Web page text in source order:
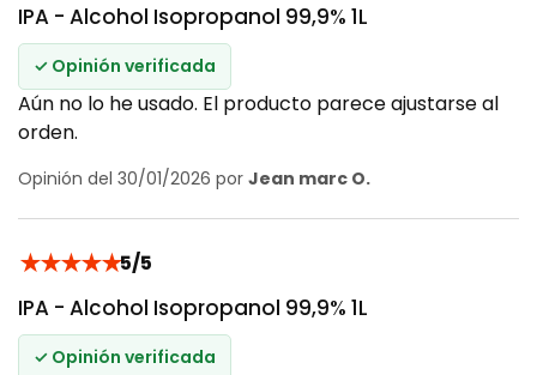
IPA - Alcohol Isopropanol 99,9% 1L
✓ Opinión verificada
Aún no lo he usado. El producto parece ajustarse al
orden.
Opinión del 30/01/2026 por Jean marc O.
★★★★★5/5
IPA - Alcohol Isopropanol 99,9% 1L
✓ Opinión verificada